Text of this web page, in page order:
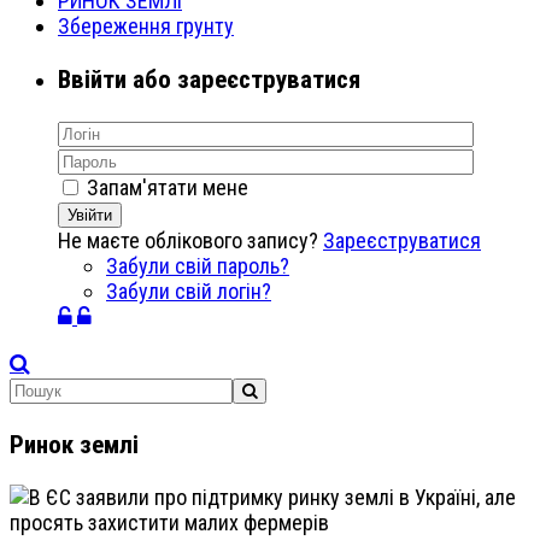
Збереження грунту
Ввійти або зареєструватися
Запам'ятати мене
Увійти
Не маєте облікового запису? Зареєструватися
Забули свій пароль?
Забули свій логін?
Ринок землі